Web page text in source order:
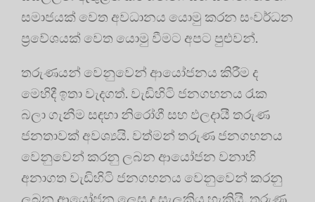
සමාජයක් වෙත අවධානය යොමු කරන සංවර්ධන
ප්‍රවේශයක් වෙත යොමු වීමට අපට පුළුවන්.
තරුණයන් වෙනුවෙන් ආයෝජනය කිරීම ද
මෙහිදී ඉතා වැදගත්. වැඩිහිටි ජනගහනය රැක
බලා ගැනීම සඳහා නිරෝගී සහ ඵලදායී තරුණ
ජනතාවක් අවශ්‍යයි. වත්මන් තරුණ ජනගහනය
වෙනුවෙන් කරනු ලබන ආයෝජන වනාහි
අනාගත වැඩිහිටි ජනගහනය වෙනුවෙන් කරනු
ලබන ආයෝජන ලෙස ද සැලකිය හැකියි. තරුණ